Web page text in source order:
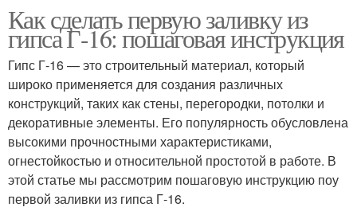
Как сделать первую заливку из
гипса Г-16: пошаговая инструкция
Гипс Г-16 — это строительный материал, который
широко применяется для создания различных
конструкций, таких как стены, перегородки, потолки и
декоративные элементы. Его популярность обусловлена
высокими прочностными характеристиками,
огнестойкостью и относительной простотой в работе. В
этой статье мы рассмотрим пошаговую инструкцию поу
первой заливки из гипса Г-16.